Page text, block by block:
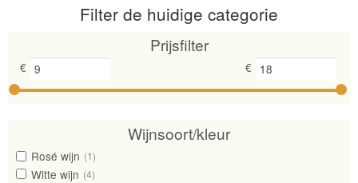
laag
Filter de huidige categorie
Prijsfilter
€ €
Wijnsoort/kleur
Rosé wijn (1)
Witte wijn (4)